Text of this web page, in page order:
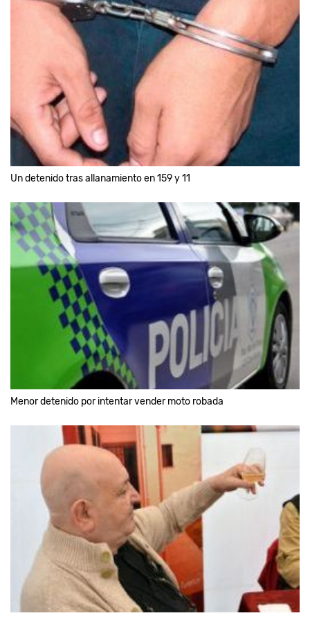
Un detenido tras allanamiento en 159 y 11
Menor detenido por intentar vender moto robada